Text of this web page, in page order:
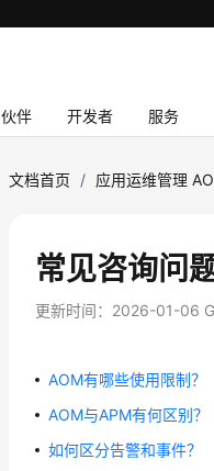
伙伴 开发者 服务
文档首页 / 应用运维管理
常见咨询问
更新时间： 2026-01-06
AOM有哪些使用限制？
AOM与APM有何区别？
如何区分告警和事件？